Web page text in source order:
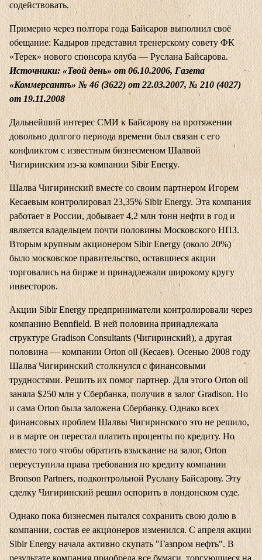
содействовать.
Примерно через полтора года Байсаров выполнил своё
обещание: Кадыров представил тренерскому совету ФК
«Терек» нового спонсора клуба — Руслана Байсарова.
Источники: «Твой день» от 06.10.2006, Газета
«Коммерсантъ» № 46 (3622) от 22.03.2007, № 210 (4027)
от 19.11.2008
Дальнейший интерес СМИ к Байсарову на протяжении
довольно долгого периода времени был связан с его
конфликтом с известным бизнесменом Шалвой
Чигиринским из-за компании Sibir Energy.
Шалва Чигиринский вместе со своим партнером Игорем
Кесаевым контролировал 23,35% Sibir Energy. Эта компания
работает в России, добывает 4,2 млн тонн нефти в год и
является владельцем почти половины Московского НПЗ.
Вторым крупным акционером Sibir Energy (около 20%)
было московское правительство, оставшиеся акции
торговались на бирже и принадлежали широкому кругу
инвесторов.
Акции Sibir Energy предприниматели контролировали через
компанию Bennfield. В ней половина принадлежала
структуре Gradison Consultants (Чигиринский), а другая
половина — компании Orton oil (Кесаев). Осенью 2008 году
Шалва Чигиринский столкнулся с финансовыми
трудностями. Решить их помог партнер. Для этого Orton oil
заняла $250 млн у Сбербанка, получив в залог Gradison. Но
и сама Orton была заложена Сбербанку. Однако всех
финансовых проблем Шалвы Чигиринского это не решило,
и в марте он перестал платить проценты по кредиту. Но
вместо того чтобы обратить взыскание на залог, Orton
переуступила права требования по кредиту компании
Bronson Partners, подконтрольной Руслану Байсарову. Эту
сделку Чигиринский решил оспорить в лондонском суде.
Однако пока бизнесмен пытался сохранить свою долю в
компании, состав ее акционеров изменился. С апреля акции
Sibir Energy начала активно скупать "Газпром нефть". В